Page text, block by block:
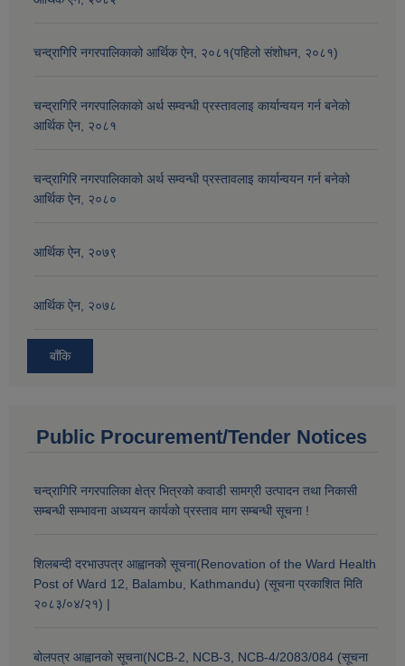
चन्द्रागिरि नगरपालिकाको आर्थिक ऐन, २०८१(पहिलो संशोधन, २०८१)
चन्द्रागिरि नगरपालिकाको अर्थ सम्वन्धी प्रस्तावलाइ कार्यान्वयन गर्न बनेको
आर्थिक ऐन, २०८१
चन्द्रागिरि नगरपालिकाको अर्थ सम्वन्धी प्रस्तावलाइ कार्यान्वयन गर्न बनेको
आर्थिक ऐन, २०८०
आर्थिक ऐन, २०७९
आर्थिक ऐन, २०७८
बाँकि
Public Procurement/Tender Notices
चन्द्रागिरि नगरपालिका क्षेत्र भित्रको कवाडी सामग्री उत्पादन तथा निकासी
सम्बन्धी सम्भावना अध्ययन कार्यको प्रस्ताव माग सम्बन्धी सूचना !
शिलबन्दी दरभाउपत्र आह्वानको सूचना(Renovation of the Ward Health
Post of Ward 12, Balambu, Kathmandu) (सूचना प्रकाशित मिति
२०८३/०४/२१) |
बोलपत्र आह्वानको सूचना(NCB-2, NCB-3, NCB-4/2083/084 (सूचना